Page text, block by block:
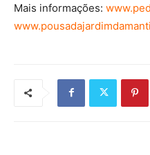
Mais informações: